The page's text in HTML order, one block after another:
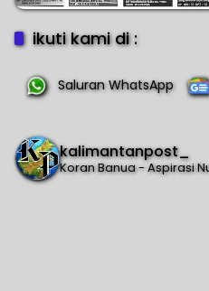
ikuti kami di :
Saluran WhatsApp
kalimantanpost_
Koran Banua - Aspirasi